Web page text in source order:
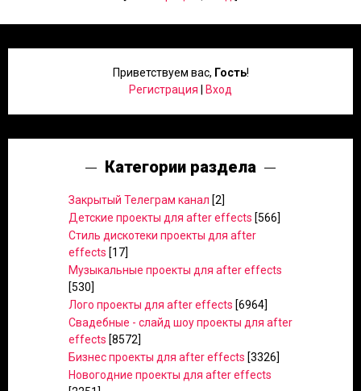
Приветствуем вас, Гость!
Регистрация
Вход
Категории раздела
Закрытый Телеграм канал [2]
Детские проекты для after effects [566]
Стиль дискотеки проекты для after
effects [17]
Музыкальные проекты для after effects
[530]
Лого проекты для after effects [6964]
Свадебные - слайд шоу проекты для after
effects [8572]
Бизнес проекты для after effects [3326]
Новогодние проекты для after effects